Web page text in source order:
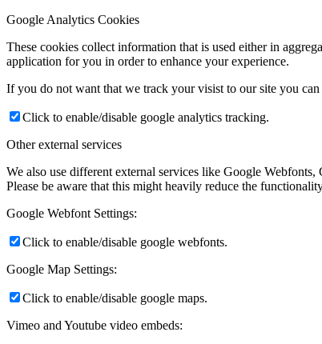
Google Analytics Cookies
These cookies collect information that is used either in
application for you in order to enhance your experience.
If you do not want that we track your visist to our site you
Click to enable/disable google analytics tracking.
Other external services
We also use different external services like Google
Please be aware that this might heavily reduce the
Google Webfont Settings:
Click to enable/disable google webfonts.
Google Map Settings:
Click to enable/disable google maps.
Vimeo and Youtube video embeds: